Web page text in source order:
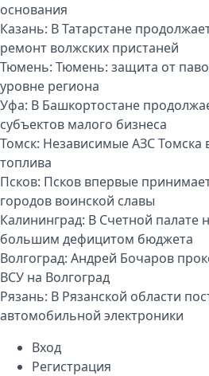
основания
Казань: В Татарстане
ремонт волжских пристаней
Тюмень: Тюмень: защита от
уровне региона
Уфа: В Башкортостане
субъектов малого бизнеса
Томск: Независимые АЗС
топлива
Псков: Псков впервые
городов воинской славы
Калининград: В Счетной палате
большим дефицитом бюджета
Волгоград: Андрей Бочаров
ВСУ на Волгоград
Рязань: В Рязанской области
автомобильной электроники
Вход
Регистрация